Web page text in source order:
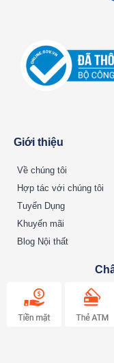
Giới thiệu
Về chúng tôi
Hợp tác với chúng tôi
Tuyển Dụng
Khuyến mãi
Blog Nội thất